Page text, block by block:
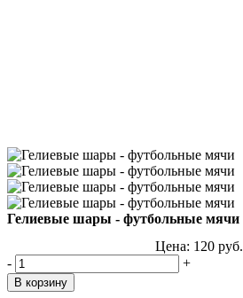
Гелиевые шары - футбольные мячи
Цена: 120 руб.
-
+